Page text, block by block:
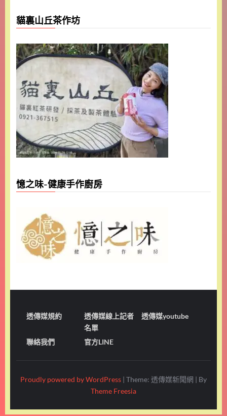
貓裏山丘茶作坊
憶之味-健康手作廚房
透傳媒規約
透傳媒線上記者
名單
透傳媒youtube
聯絡我們 官方LINE
Proudly powered by WordPress Theme: 透傳媒新聞網
By
Theme Freesia